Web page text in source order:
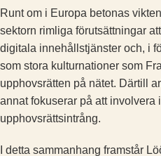
Runt om i Europa betonas
sektorn rimliga förutsättningar
digitala innehållstjänster och, i
som stora kulturnationer som
upphovsrätten på nätet. Därtill
annat fokuserar på att involvera
upphovsrättsintrång.
I detta sammanhang framstår